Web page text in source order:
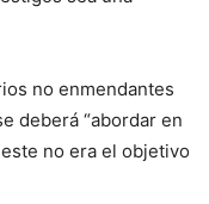
no enmendantes
deberá “abordar en
no era el objetivo